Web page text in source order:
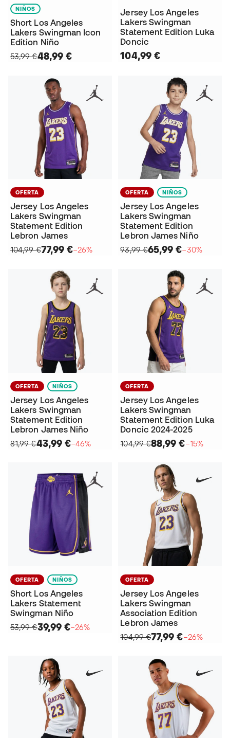
NIÑOS
Short Los Angeles
Lakers Swingman Icon
Edition Niño
53,99 €48,99 €
Jersey Los Angeles
Lakers Swingman
Statement Edition Luka
Doncic
104,99 €
OFERTA
Jersey Los Angeles
Lakers Swingman
Statement Edition
Lebron James
104,99 €77,99 €−26%
OFERTA NIÑOS
Jersey Los Angeles
Lakers Swingman
Statement Edition
Lebron James Niño
93,99 €65,99 €−30%
OFERTA NIÑOS
Jersey Los Angeles
Lakers Swingman
Statement Edition
Lebron James Niño
81,99 €43,99 €−46%
OFERTA
Jersey Los Angeles
Lakers Swingman
Statement Edition Luka
Doncic 2024-2025
104,99 €88,99 €−15%
OFERTA NIÑOS
Short Los Angeles
Lakers Statement
Swingman Niño
53,99 €39,99 €−26%
OFERTA
Jersey Los Angeles
Lakers Swingman
Association Edition
Lebron James
104,99 €77,99 €−26%